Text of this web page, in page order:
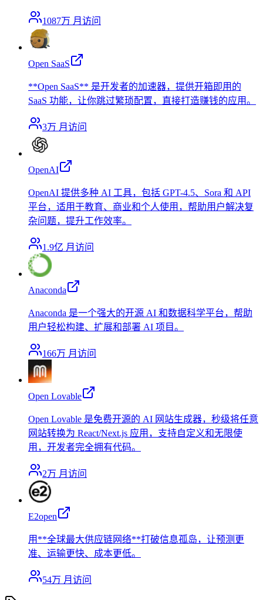
1087万 月访问
Open SaaS
**Open SaaS** 是开发者的加速器，提供开箱即用的
SaaS 功能，让你跳过繁琐配置，直接打造赚钱的应用。
3万 月访问
OpenAI
OpenAI 提供多种 AI 工具，包括 GPT-4.5、Sora 和 API
平台，适用于教育、商业和个人使用，帮助用户解决复
杂问题，提升工作效率。
1.9亿 月访问
Anaconda
Anaconda 是一个强大的开源 AI 和数据科学平台，帮助
用户轻松构建、扩展和部署 AI 项目。
166万 月访问
Open Lovable
Open Lovable 是免费开源的 AI 网站生成器，秒级将任意
网站转换为 React/Next.js 应用，支持自定义和无限使
用，开发者完全拥有代码。
2万 月访问
E2open
用**全球最大供应链网络**打破信息孤岛，让预测更
准、运输更快、成本更低。
54万 月访问